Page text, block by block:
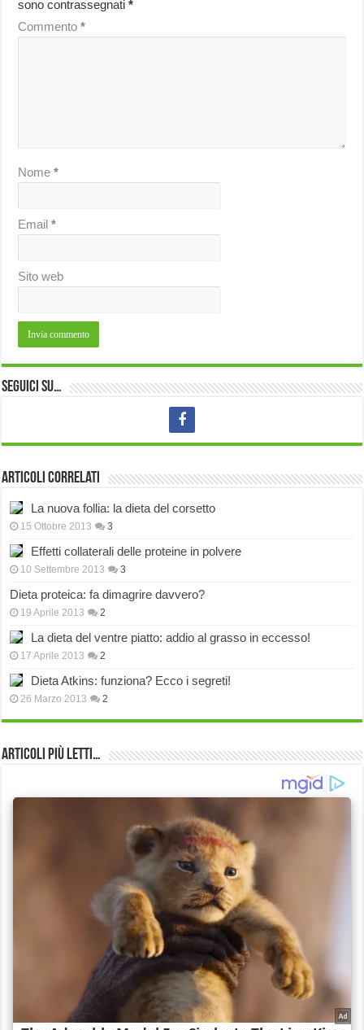
sono contrassegnati*
Commento*
Nome*
Email*
Sito web
Seguici su…
Articoli correlati
La nuova follia: la dieta del corsetto
15 Ottobre 2013 3
Effetti collaterali delle proteine in polvere
10 Settembre 2013 3
Dieta proteica: fa dimagrire davvero?
19 Aprile 2013 2
La dieta del ventre piatto: addio al grasso in eccesso!
17 Aprile 2013 2
Dieta Atkins: funziona? Ecco i segreti!
26 Marzo 2013 2
Articoli più Letti…